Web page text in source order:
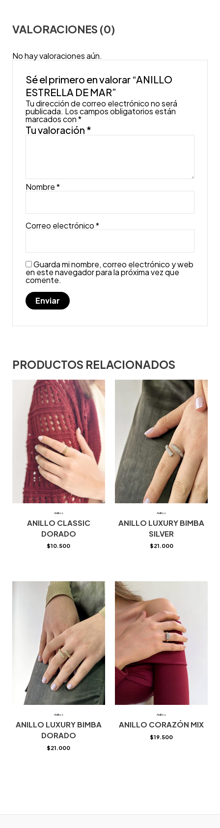
VALORACIONES (0)
No hay valoraciones aún.
Sé el primero en valorar “ANILLO
ESTRELLA DE MAR”
Tu dirección de correo electrónico no será
publicada. Los campos obligatorios están
marcados con*
Tu valoración *
Nombre*
Correo electrónico*
Guarda mi nombre, correo electrónico y web
en este navegador para la próxima vez que
comente.
PRODUCTOS RELACIONADOS
Anillos
ANILLO CLASSIC
DORADO
$10.500
Anillos
ANILLO LUXURY BIMBA
SILVER
$21.000
Anillos
ANILLO LUXURY BIMBA
DORADO
$21.000
Anillos
ANILLO CORAZÓN MIX
$19.500